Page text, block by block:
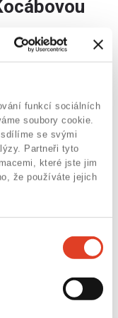
funkcí sociálních
soubory cookie.
se svými
Partneři tyto
které jste jim
že používáte jejich
testu